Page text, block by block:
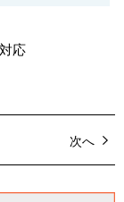
応
次へ